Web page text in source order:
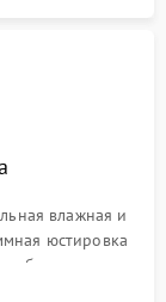
влажная и
юстировка
и
ПО.